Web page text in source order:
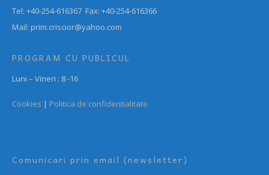
Tel: +40-254-616367 Fax: +40-254-616366
Mail: prim.criscior@yahoo.com
PROGRAM CU PUBLICUL
Luni – Vineri : 8 -16
Cookies | Politica de confidentialitate
Comunicari prin email (newsletter)